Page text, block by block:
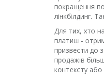
покращення
лінкбілдинг.
Для тих, хто
платиш -
призвести до
продажів
контексту